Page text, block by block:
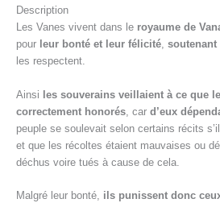
Description
Les Vanes vivent dans le royaume de
pour leur bonté et leur félicité,
les respectent.
Ainsi les souverains veillaient à ce que
correctement honorés , car d’eux
peuple se soulevait selon certains récits
et que les récoltes étaient mauvaises ou
déchus voire tués à cause de cela.
Malgré leur bonté, ils punissent donc